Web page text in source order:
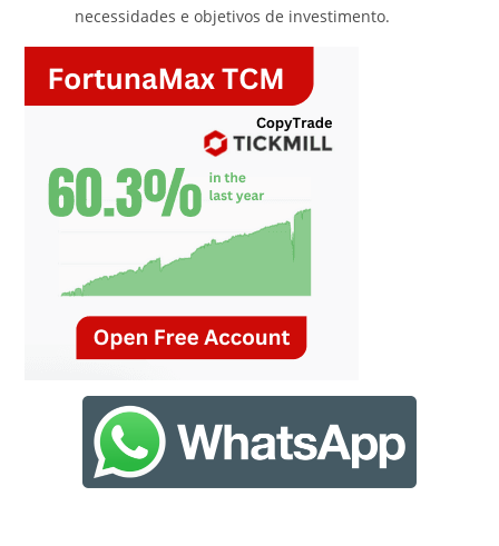
necessidades e objetivos de investimento.